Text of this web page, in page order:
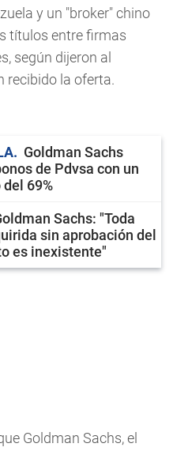
y un "broker" chino
títulos entre firmas
según dijeron al
recibido la oferta.
Goldman Sachs
de Pdvsa con un
69%
Sachs: "Toda
sin aprobación del
es inexistente"
Goldman Sachs, el